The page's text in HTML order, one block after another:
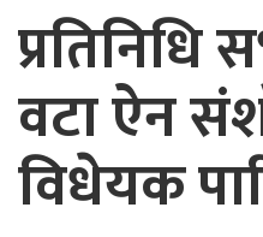
प्रतिनिधि
वटा ऐन
विधेयक